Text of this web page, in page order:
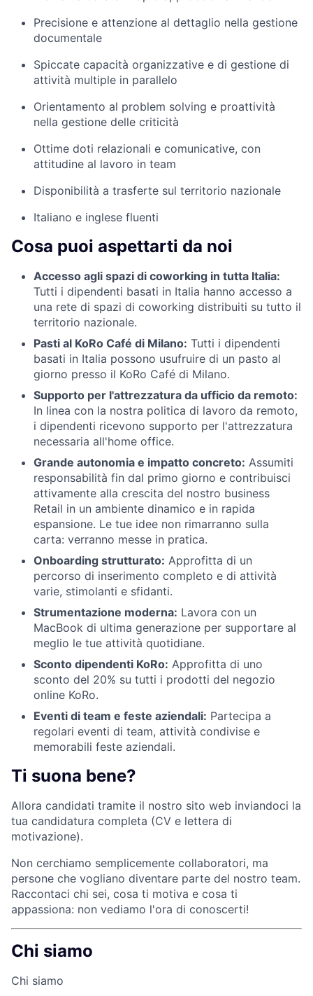
Precisione e attenzione al dettaglio nella gestione
documentale
Spiccate capacità organizzative e di gestione di
attività multiple in parallelo
Orientamento al problem solving e proattività
nella gestione delle criticità
Ottime doti relazionali e comunicative, con
attitudine al lavoro in team
Disponibilità a trasferte sul territorio nazionale
Italiano e inglese fluenti
Cosa puoi aspettarti da noi
Accesso agli spazi di coworking in tutta Italia:
Tutti i dipendenti basati in Italia hanno accesso a
una rete di spazi di coworking distribuiti su tutto il
territorio nazionale.
Pasti al KoRo Café di Milano: Tutti i dipendenti
basati in Italia possono usufruire di un pasto al
giorno presso il KoRo Café di Milano.
Supporto per l'attrezzatura da ufficio da remoto:
In linea con la nostra politica di lavoro da remoto,
i dipendenti ricevono supporto per l'attrezzatura
necessaria all'home office.
Grande autonomia e impatto concreto: Assumiti
responsabilità fin dal primo giorno e contribuisci
attivamente alla crescita del nostro business
Retail in un ambiente dinamico e in rapida
espansione. Le tue idee non rimarranno sulla
carta: verranno messe in pratica.
Onboarding strutturato: Approfitta di un
percorso di inserimento completo e di attività
varie, stimolanti e sfidanti.
Strumentazione moderna: Lavora con un
MacBook di ultima generazione per supportare al
meglio le tue attività quotidiane.
Sconto dipendenti KoRo: Approfitta di uno
sconto del 20% su tutti i prodotti del negozio
online KoRo.
Eventi di team e feste aziendali: Partecipa a
regolari eventi di team, attività condivise e
memorabili feste aziendali.
Ti suona bene?
Allora candidati tramite il nostro sito web inviandoci la
tua candidatura completa (CV e lettera di
motivazione).
Non cerchiamo semplicemente collaboratori, ma
persone che vogliano diventare parte del nostro team.
Raccontaci chi sei, cosa ti motiva e cosa ti
appassiona: non vediamo l'ora di conoscerti!
Chi siamo
Chi siamo